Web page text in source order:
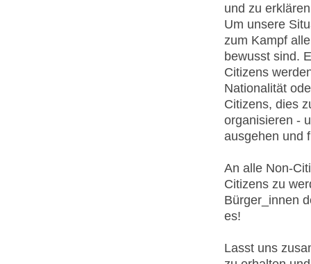
und zu
Um unsere
zum Kampf
bewusst sind.
Citizens
Nationalität
Citizens, dies
organisieren -
ausgehen und
An alle Non-
Citizens zu
Bürger_innen
es!
Lasst uns